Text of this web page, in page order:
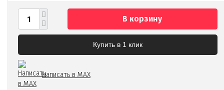
В корзину
Купить в 1 клик
Написать в MAX